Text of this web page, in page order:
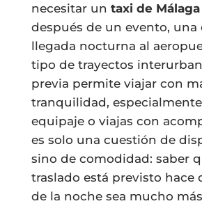
necesitar un taxi de
después de un evento, una
llegada nocturna al
tipo de trayectos
previa permite viajar con
tranquilidad,
equipaje o viajas con
es solo una cuestión de
sino de comodidad: saber
traslado está previsto hace
de la noche sea mucho